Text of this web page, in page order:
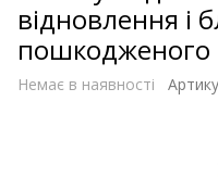
відновлення і
пошкодженого
Немає в наявності